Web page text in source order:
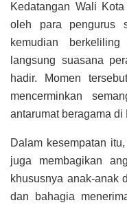
Kedatangan Wali
oleh para pengurus
kemudian
langsung suasana
hadir. Momen
mencerminkan
antarumat beragama di
Dalam kesempatan
juga membagikan
khususnya anak-anak
dan bahagia